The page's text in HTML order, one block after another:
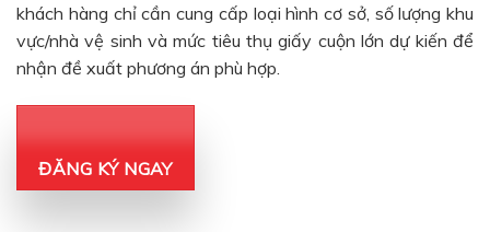
khách hàng chỉ cần cung cấp loại hình cơ sở, số lượng khu
vực/nhà vệ sinh và mức tiêu thụ giấy cuộn lớn dự kiến để
nhận đề xuất phương án phù hợp.
ĐĂNG KÝ NGAY